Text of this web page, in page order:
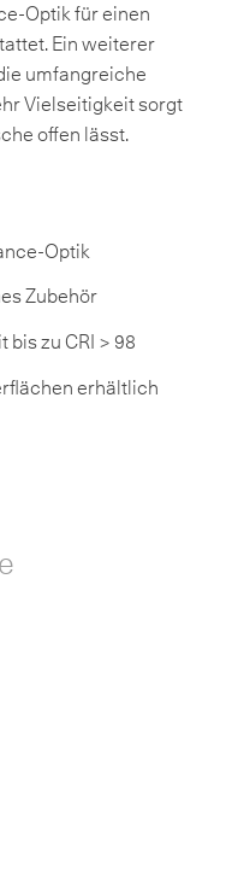
Optik für einen
Ein weiterer
umfangreiche
Vielseitigkeit sorgt
offen lässt.
Optik
Zubehör
zu CRI > 98
erhältlich